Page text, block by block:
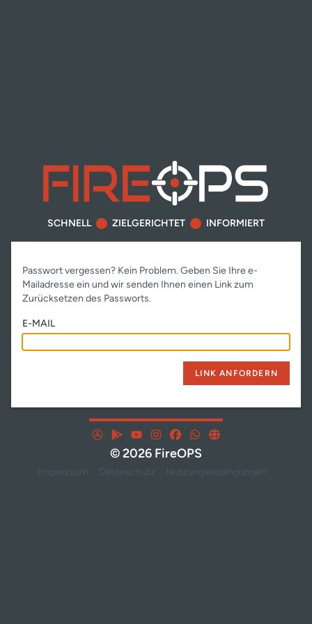
SCHNELL ZIELGERICHTET INFORMIERT
Passwort vergessen? Kein Problem. Geben Sie Ihre e-
Mailadresse ein und wir senden Ihnen einen Link zum
Zurücksetzen des Passworts.
E-MAIL
LINK ANFORDERN
© 2026 FireOPS
Impressum Datenschutz Nutzungsbedingungen